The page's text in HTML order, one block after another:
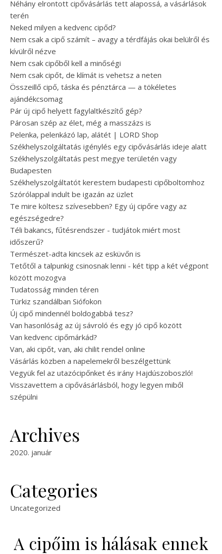
Néhány elrontott cipővásárlás tett alapossá, a vásárlások
terén
Neked milyen a kedvenc cipőd?
Nem csak a cipő számít – avagy a térdfájás okai belülről és
kívülről nézve
Nem csak cipőből kell a minőségi
Nem csak cipőt, de klímát is vehetsz a neten
Összeillő cipő, táska és pénztárca — a tökéletes
ajándékcsomag
Pár új cipő helyett fagylaltkészítő gép?
Párosan szép az élet, még a masszázs is
Pelenka, pelenkázó lap, alátét | LORD Shop
Székhelyszolgáltatás igénylés egy cipővásárlás ideje alatt
Székhelyszolgáltatás pest megye területén vagy
Budapesten
Székhelyszolgáltatót kerestem budapesti cipőboltomhoz
Szórólappal indult be igazán az üzlet
Te mire költesz szívesebben? Egy új cipőre vagy az
egészségedre?
Téli bakancs, fűtésrendszer - tudjátok miért most
időszerű?
Természet-adta kincsek az esküvőn is
Tetőtől a talpunkig csinosnak lenni - két tipp a két végpont
között mozogva
Tudatosság minden téren
Türkiz szandálban Siófokon
Új cipő mindennél boldogabbá tesz?
Van hasonlóság az új sávroló és egy jó cipő között
Van kedvenc cipőmárkád?
Van, aki cipőt, van, aki chilit rendel online
Vásárlás közben a napelemekről beszélgettünk
Vegyük fel az utazócipőnket és irány Hajdúszoboszló!
Visszavettem a cipővásárlásból, hogy legyen miből
szépülni
Archives
2020. január
Categories
Uncategorized
A cipőim is hálásak ennek